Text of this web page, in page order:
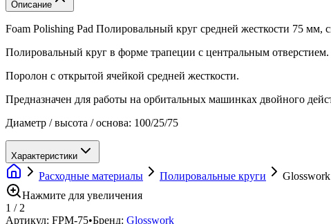
Описание
Foam Polishing Pad Полировальный круг средней жесткости 75 мм,
Полировальный круг в форме трапеции с центральным отверстием.
Поролон с открытой ячейкой средней жесткости.
Предназначен для работы на орбитальных машинках двойного
Диаметр / высота / основа: 100/25/75
Характеристики
Расходные материалы Полировальные круги
Нажмите для увеличения
1 / 2
Артикул: FPM-75•Бренд: Glosswork